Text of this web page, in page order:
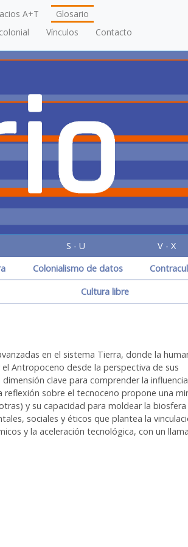
A+T
Glosario
Vínculos Contacto
S - U V - X
Colonialismo de datos
Cultura libre
en el sistema Tierra, donde la
Antropoceno desde la perspectiva de sus
clave para comprender la
sobre el tecnoceno propone una
y su capacidad para moldear la biosfera
sociales y éticos que plantea la
y la aceleración tecnológica, con un